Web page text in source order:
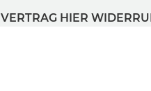
VERTRAG HIER